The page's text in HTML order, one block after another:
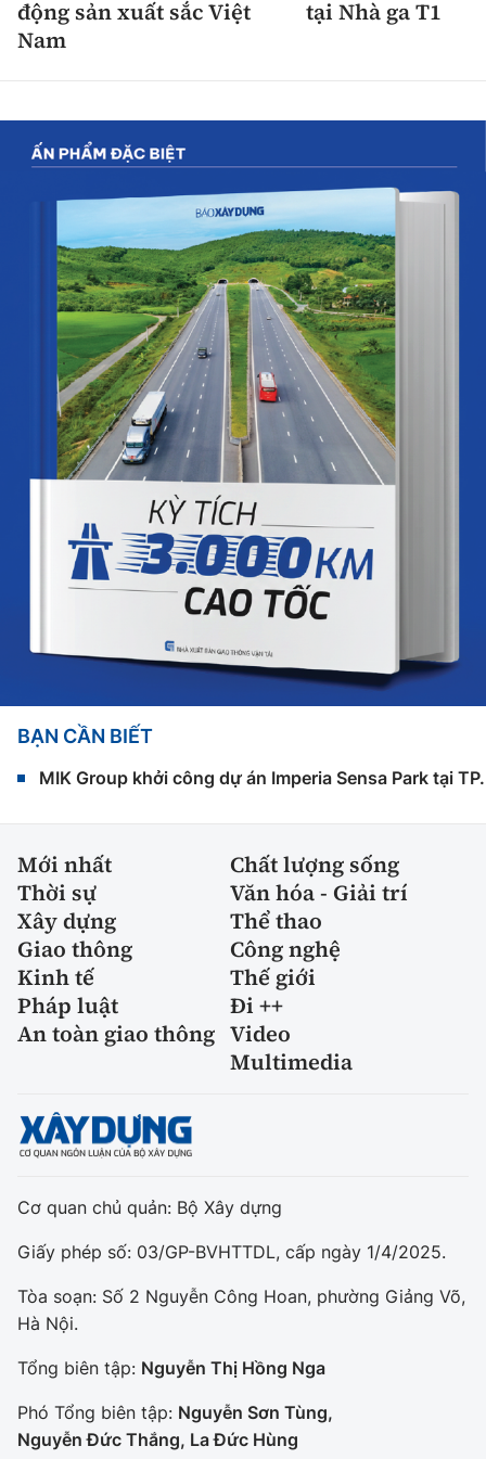
động sản xuất sắc Việt
Nam
tại Nhà ga T1
BẠN CẦN BIẾT
MIK Group khởi công dự án Imperia Sensa Park tại
Mới nhất
Chất lượng sống
Thời sự
Văn hóa - Giải trí
Xây dựng
Thể thao
Giao thông
Công nghệ
Kinh tế
Thế giới
Pháp luật
Đi ++
An toàn giao thông Video
Multimedia
Cơ quan chủ quản: Bộ Xây dựng
Giấy phép số: 03/GP-BVHTTDL, cấp ngày 1/4/2025.
Tòa soạn: Số 2 Nguyễn Công Hoan, phường Giảng Võ,
Hà Nội.
Tổng biên tập: Nguyễn Thị Hồng Nga
Phó Tổng biên tập: Nguyễn Sơn Tùng,
Nguyễn Đức Thắng, La Đức Hùng